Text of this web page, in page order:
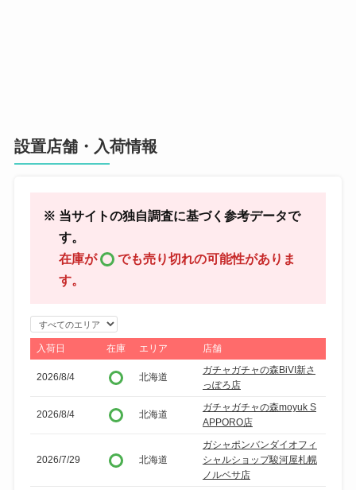
設置店舗・入荷情報
※ 当サイトの独自調査に基づく参考データで
す。
在庫が
でも売り切れの可能性がありま
す。
エ
リ
ア
で
り
み
入荷日 在庫 エリア 店舗
2026/8/4 北海道
ガチャガチャの森BiVI新さ
っぽろ店
2026/8/4 北海道
ガチャガチャの森moyuk S
APPORO店
2026/7/29 北海道
ガシャポンバンダイオフィ
シャルショップ駿河屋札幌
ノルベサ店